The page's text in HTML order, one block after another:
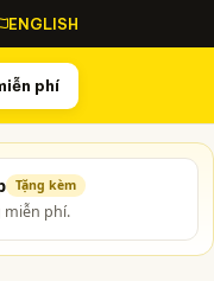
ENGLISH
phí
Tặng kèm
miễn phí.